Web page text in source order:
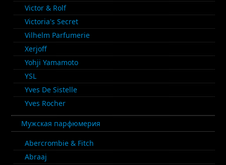
Victor & Rolf
Victoria's Secret
Vilhelm Parfumerie
Xerjoff
Yohji Yamamoto
YSL
Yves De Sistelle
Yves Rocher
Мужская парфюмерия
Abercrombie & Fitch
Abraaj